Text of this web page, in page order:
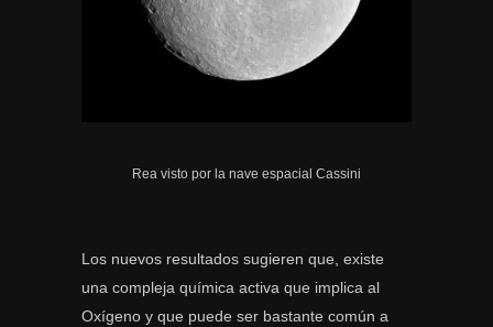
Rea visto por la nave espacial Cassini
Los nuevos resultados sugieren que, existe
una compleja química activa que implica al
Oxígeno y que puede ser bastante común a